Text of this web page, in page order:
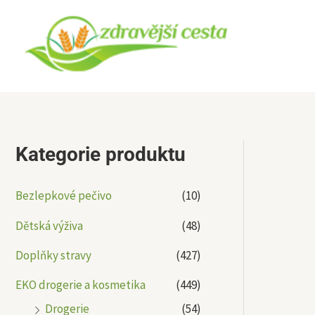
obsah
Kategorie produktu
Bezlepkové pečivo
(10)
Dětská výživa
(48)
Doplňky stravy
(427)
EKO drogerie a kosmetika
(449)
Drogerie
(54)